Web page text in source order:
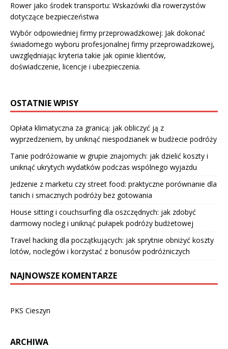
Rower jako środek transportu: Wskazówki dla rowerzystów
dotyczące bezpieczeństwa
Wybór odpowiedniej firmy przeprowadzkowej: Jak dokonać
świadomego wyboru profesjonalnej firmy przeprowadzkowej,
uwzględniając kryteria takie jak opinie klientów,
doświadczenie, licencje i ubezpieczenia.
OSTATNIE WPISY
Opłata klimatyczna za granicą: jak obliczyć ją z
wyprzedzeniem, by uniknąć niespodzianek w budżecie podróży
Tanie podróżowanie w grupie znajomych: jak dzielić koszty i
uniknąć ukrytych wydatków podczas wspólnego wyjazdu
Jedzenie z marketu czy street food: praktyczne porównanie dla
tanich i smacznych podróży bez gotowania
House sitting i couchsurfing dla oszczędnych: jak zdobyć
darmowy nocleg i uniknąć pułapek podróży budżetowej
Travel hacking dla początkujących: jak sprytnie obniżyć koszty
lotów, noclegów i korzystać z bonusów podróżniczych
NAJNOWSZE KOMENTARZE
PKS Cieszyn
ARCHIWA